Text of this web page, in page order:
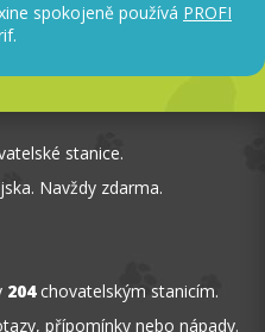
spokojeně používá PROFI
stanice.
Navždy zdarma.
204chovatelským stanicím.
přípomínky nebo nápady.